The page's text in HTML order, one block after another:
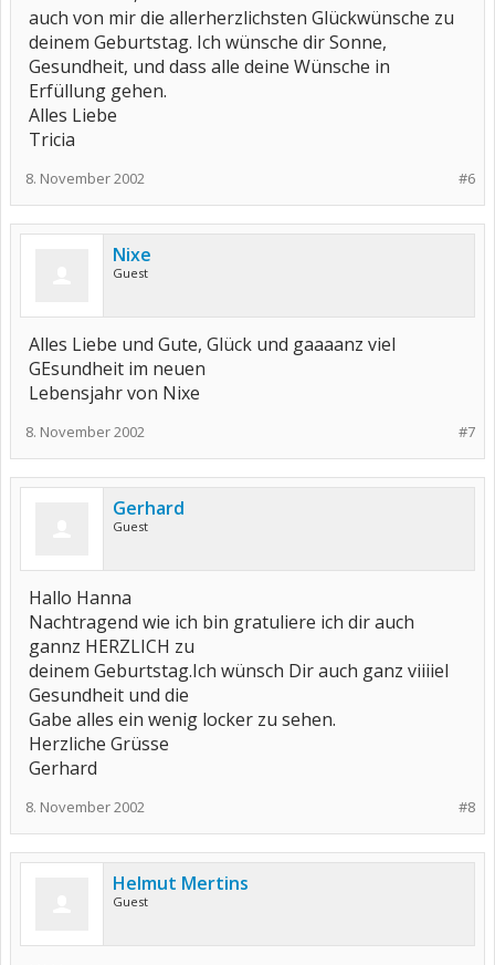
auch von mir die allerherzlichsten Glückwünsche zu
deinem Geburtstag. Ich wünsche dir Sonne,
Gesundheit, und dass alle deine Wünsche in
Erfüllung gehen.
Alles Liebe
Tricia
#6
8. November 2002
Nixe
Guest
Alles Liebe und Gute, Glück und gaaaanz viel
GEsundheit im neuen
Lebensjahr von Nixe
#7
8. November 2002
Gerhard
Guest
Hallo Hanna
Nachtragend wie ich bin gratuliere ich dir auch
gannz HERZLICH zu
deinem Geburtstag.Ich wünsch Dir auch ganz viiiiel
Gesundheit und die
Gabe alles ein wenig locker zu sehen.
Herzliche Grüsse
Gerhard
#8
8. November 2002
Helmut Mertins
Guest